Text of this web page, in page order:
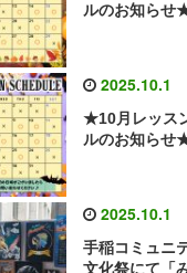
ルのお知らせ
2025.10.1
★10月レッス
ルのお知らせ
2025.10.1
手稲コミュニ
文化祭にて「